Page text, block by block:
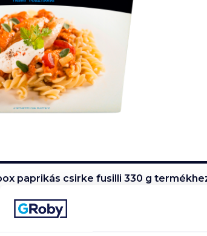
paprikás csirke fusilli 330 g
tartósítószert nem tartalmaz.
ki az ételt és szúrja ki a fedőfóliát. 2